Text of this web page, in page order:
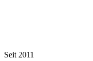
Seit 2011